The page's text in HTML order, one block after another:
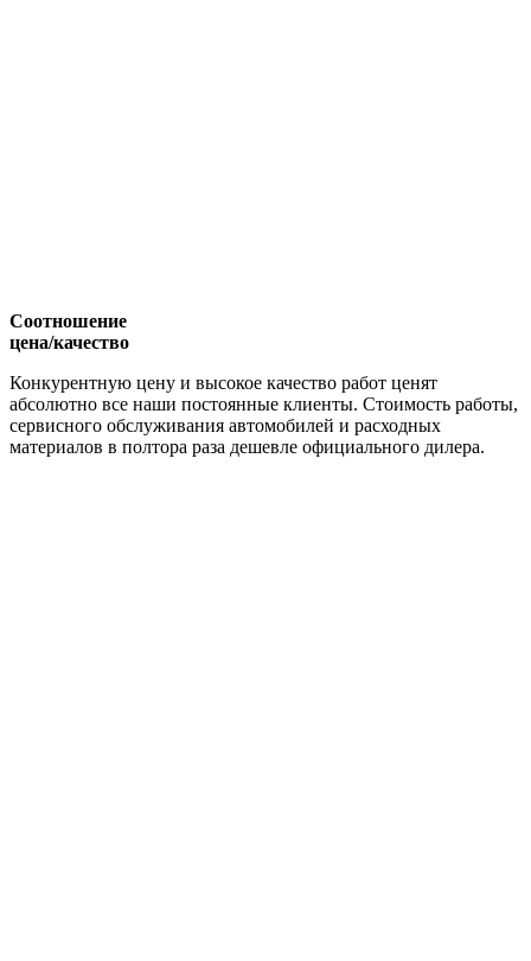
Соотношение
цена/качество
Конкурентную цену и высокое качество работ ценят
абсолютно все наши постоянные клиенты. Стоимость работы,
сервисного обслуживания автомобилей и расходных
материалов в полтора раза дешевле официального дилера.